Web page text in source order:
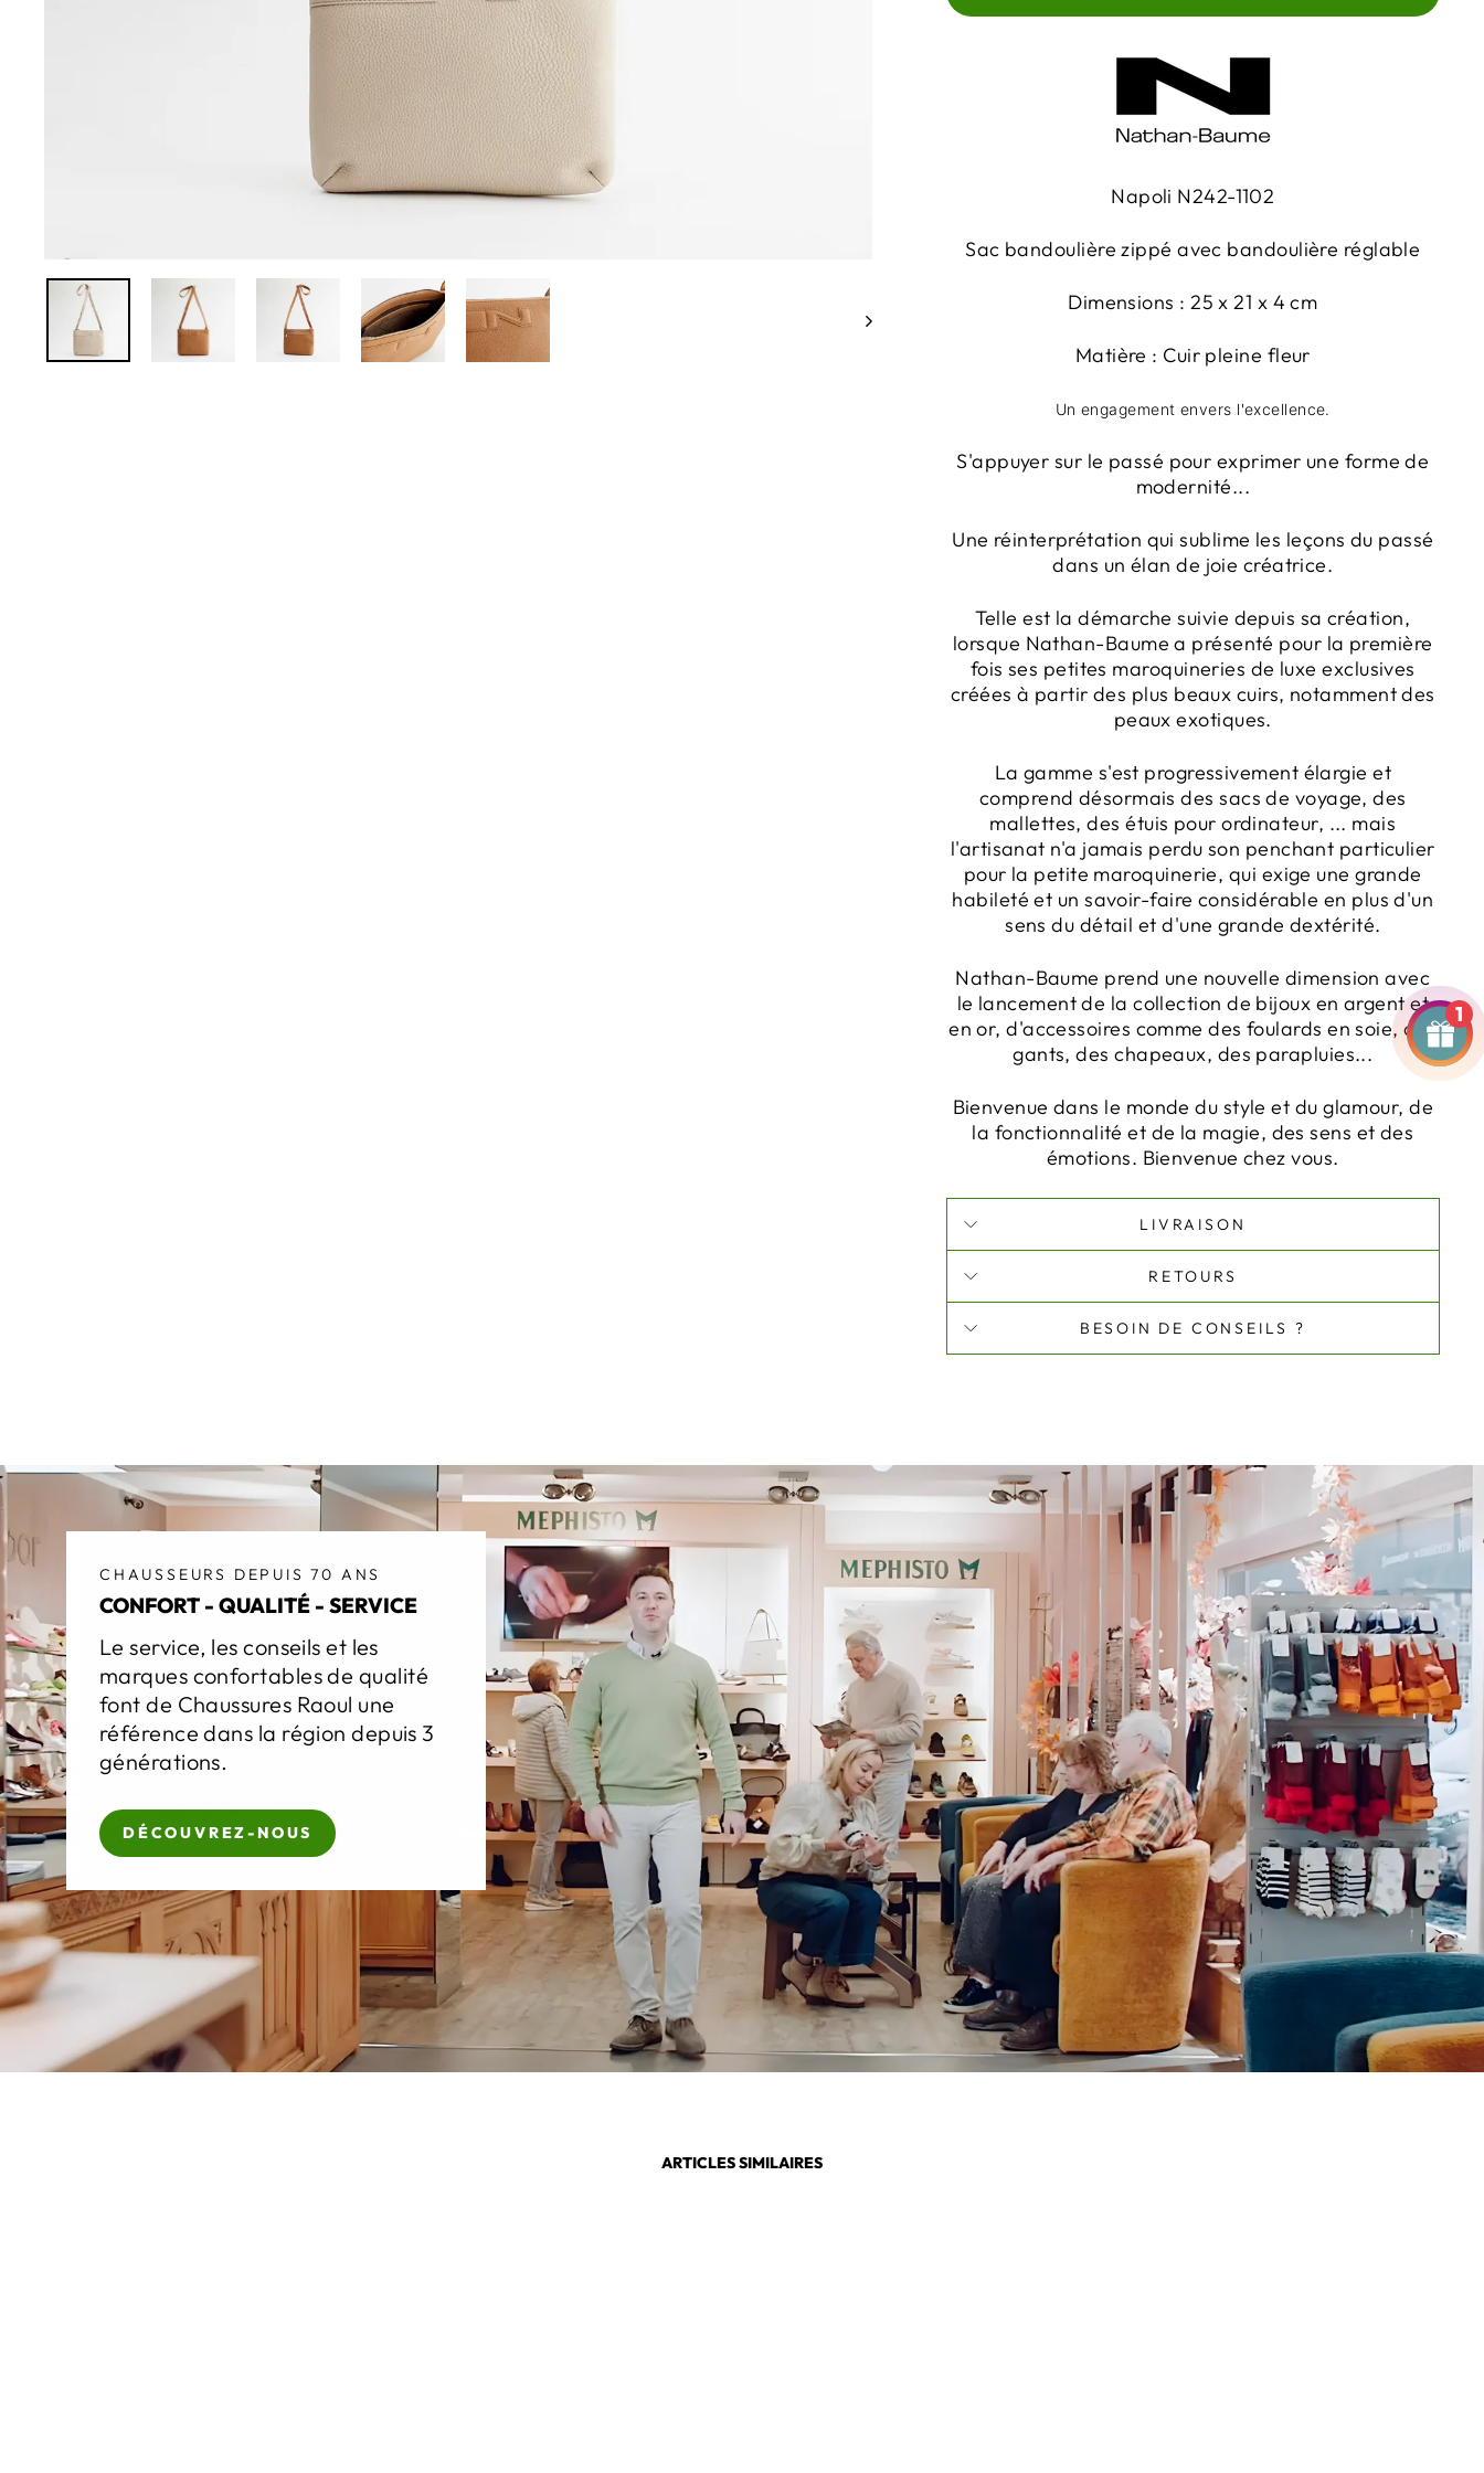
Napoli N242-1102
Sac bandoulière zippé avec bandoulière réglable
Dimensions : 25 x 21 x 4 cm
Matière : Cuir pleine fleur
Un engagement envers l'excellence.
S'appuyer sur le passé pour exprimer une forme de
modernité...
Une réinterprétation qui sublime les leçons du passé
dans un élan de joie créatrice.
Telle est la démarche suivie depuis sa création,
lorsque Nathan-Baume a présenté pour la première
fois ses petites maroquineries de luxe exclusives
créées à partir des plus beaux cuirs, notamment des
peaux exotiques.
La gamme s'est progressivement élargie et
comprend désormais des sacs de voyage, des
mallettes, des étuis pour ordinateur, ... mais
l'artisanat n'a jamais perdu son penchant particulier
pour la petite maroquinerie, qui exige une grande
habileté et un savoir-faire considérable en plus d'un
sens du détail et d'une grande dextérité.
Nathan-Baume prend une nouvelle dimension avec
le lancement de la collection de bijoux en argent et
en or, d'accessoires comme des foulards en soie, des
gants, des chapeaux, des parapluies...
Bienvenue dans le monde du style et du glamour, de
la fonctionnalité et de la magie, des sens et des
émotions. Bienvenue chez vous.
LIVRAISON
RETOURS
BESOIN DE CONSEILS ?
CHAUSSEURS DEPUIS 70 ANS
CONFORT - QUALITÉ - SERVICE
Le service, les conseils et les
marques confortables de qualité
font de Chaussures Raoul une
référence dans la région depuis 3
générations.
DÉCOUVREZ-NOUS
ARTICLES SIMILAIRES
1